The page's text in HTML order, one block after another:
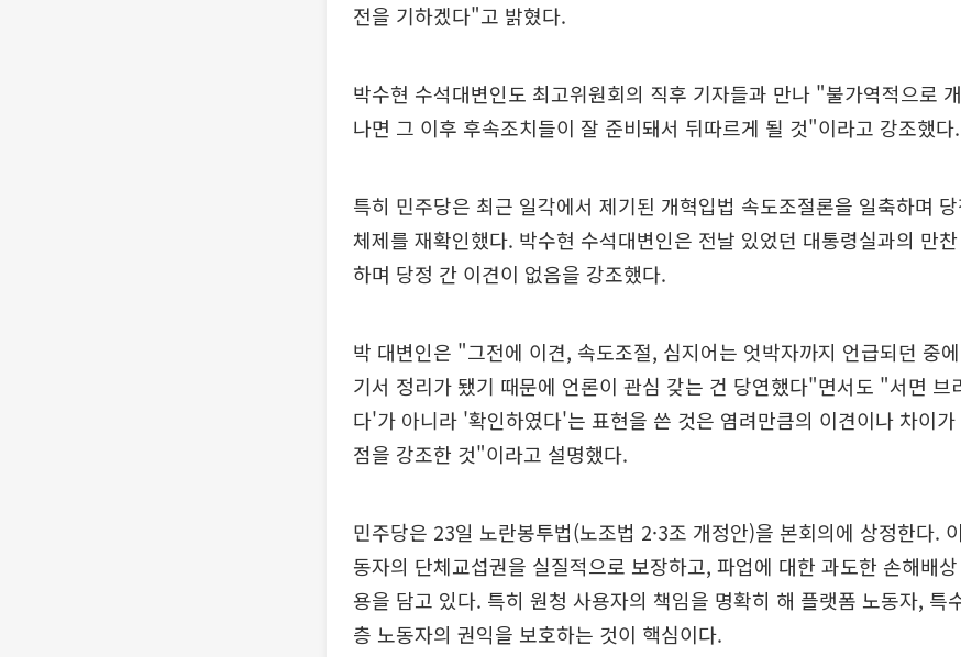
전을 기하겠다"고 밝혔다.
박수현 수석대변인도 최고위원회의 직후 기자들과 만나 "불가역적으로
나면 그 이후 후속조치들이 잘 준비돼서 뒤따르게 될 것"이라고 강조했다.
특히 민주당은 최근 일각에서 제기된 개혁입법 속도조절론을 일축하며
체제를 재확인했다. 박수현 수석대변인은 전날 있었던 대통령실과의 만
하며 당정 간 이견이 없음을 강조했다.
박 대변인은 "그전에 이견, 속도조절, 심지어는 엇박자까지 언급되던 중
기서 정리가 됐기 때문에 언론이 관심 갖는 건 당연했다"면서도 "서면 브
다'가 아니라 '확인하였다'는 표현을 쓴 것은 염려만큼의 이견이나 차이
점을 강조한 것"이라고 설명했다.
민주당은 23일 노란봉투법(노조법 2·3조 개정안)을 본회의에 상정한다.
동자의 단체교섭권을 실질적으로 보장하고, 파업에 대한 과도한 손해배
용을 담고 있다. 특히 원청 사용자의 책임을 명확히 해 플랫폼 노동자, 특
층 노동자의 권익을 보호하는 것이 핵심이다.